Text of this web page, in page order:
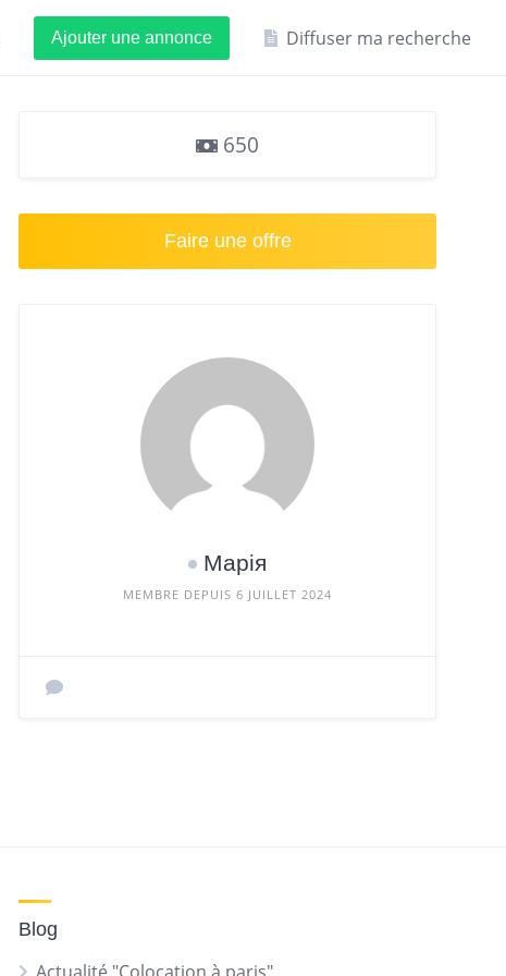
Ajouter une annonce Diffuser ma recherche
650
Faire une offre
Марія
MEMBRE DEPUIS 6 JUILLET 2024
Blog